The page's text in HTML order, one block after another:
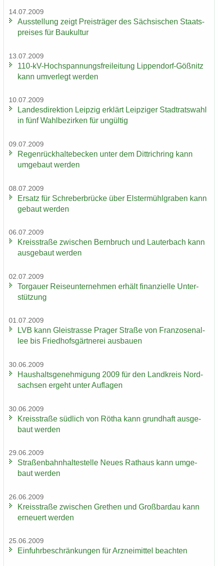
14.07.2009
Aus­stel­lung zeigt Preis­trä­ger des Säch­si­schen Staats­
prei­ses für Bau­kul­tur
13.07.2009
110-​kV-Hochspannungsfreileitung Lippendorf-​Gößnitz
kann um­ver­legt wer­den
10.07.2009
Lan­des­di­rek­ti­on Leip­zig er­klärt Leip­zi­ger Stadt­rats­wahl
in fünf Wahl­be­zir­ken für un­gül­tig
09.07.2009
Re­gen­rück­hal­te­be­cken unter dem Dittrich­ring kann
um­ge­baut wer­den
08.07.2009
Er­satz für Schre­ber­brü­cke über Els­ter­mühl­gra­ben kann
ge­baut wer­den
06.07.2009
Kreis­stra­ße zwi­schen Bern­bruch und Lau­ter­bach kann
aus­ge­baut wer­den
02.07.2009
Tor­gau­er Rei­se­un­ter­neh­men er­hält fi­nan­zi­el­le Un­ter­
stüt­zung
01.07.2009
LVB kann Gleis­tras­se Pra­ger Stra­ße von Fran­zo­sen­al­
lee bis Fried­hofs­gärt­ne­rei aus­bau­en
30.06.2009
Haus­halts­ge­neh­mi­gung 2009 für den Land­kreis Nord­
sach­sen er­geht unter Auf­la­gen
30.06.2009
Kreis­stra­ße süd­lich von Rötha kann grund­haft aus­ge­
baut wer­den
29.06.2009
Stra­ßen­bahn­hal­te­stel­le Neues Rat­haus kann um­ge­
baut wer­den
26.06.2009
Kreis­stra­ße zwi­schen Gre­then und Groß­bardau kann
er­neu­ert wer­den
25.06.2009
Ein­fuhr­be­schrän­kun­gen für Arz­nei­mit­tel be­ach­ten